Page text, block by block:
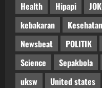
Health
Hipapi
kebakaran
Kesehatan
Newsbeat
POLITIK
Science
Sepakbola
uksw
United states